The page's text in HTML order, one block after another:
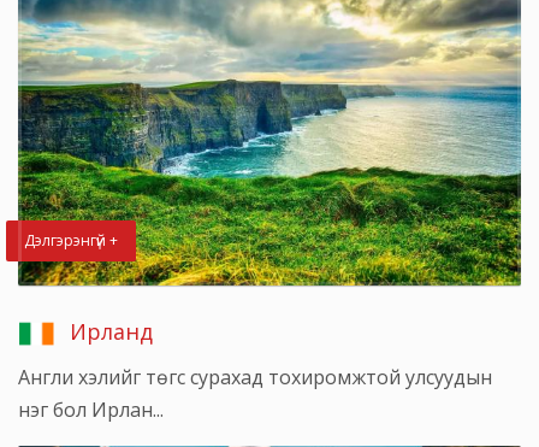
Дэлгэрэнгүй +
Ирланд
Англи хэлийг төгс сурахад тохиромжтой улсуудын
нэг бол Ирлан...